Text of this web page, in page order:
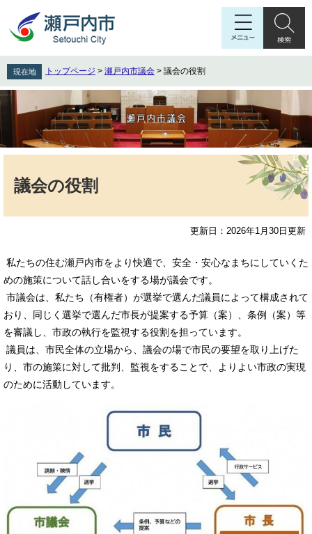
先
頭
で
を
飛
ば
文
現在地 トップページ > 瀬戸内市議会 > 議会の役割
議会の役割
更新日：2026年1月30日更新
私たちの住む瀬戸内市をより快適で、安全・安心なまちにしていくた
めの施策について話し合いをする場が議会です。
市議会は、私たち（有権者）が選挙で選んだ議員によって構成されて
おり、同じく選挙で選んだ市長が提案する予算（案）、条例（案）等
を審議し、市政の執行を監視する役割を担っています。
議員は、市民全体の立場から、議会の場で市民の要望を取り上げた
り、市の施策に対して批判、監視をすることで、よりよい市政の実現
のために活動しています。